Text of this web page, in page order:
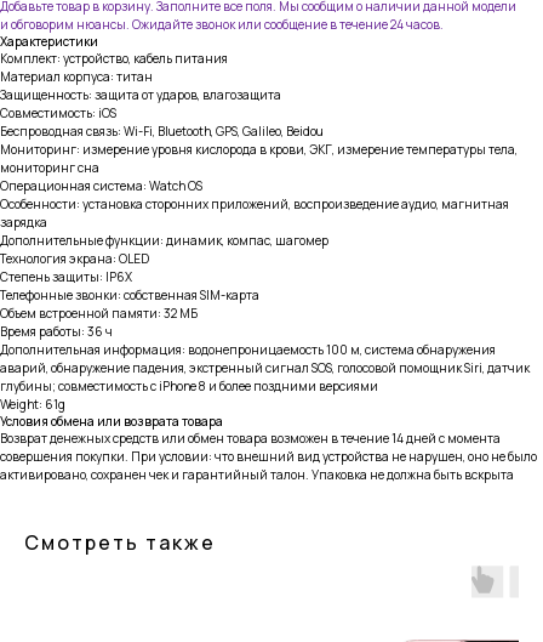
Добавьте товар в корзину. Заполните все поля. Мы сообщим о наличии данной модели
и обговорим нюансы. Ожидайте звонок или сообщение в течение 24 часов.
Характеристики
Комплект: устройство, кабель питания
Материал корпуса: титан
Защищенность: защита от ударов, влагозащита
Совместимость: iOS
Беспроводная связь: Wi-Fi, Bluetooth, GPS, Galileo, Beidou
Мониторинг: измерение уровня кислорода в крови, ЭКГ, измерение температуры тела,
мониторинг сна
Операционная система: Watch OS
Особенности: установка сторонних приложений, воспроизведение аудио, магнитная
зарядка
Дополнительные функции: динамик, компас, шагомер
Технология экрана: OLED
Степень защиты: IP6X
Телефонные звонки: собственная SIM-карта
Объем встроенной памяти: 32 МБ
Время работы: 36 ч
Дополнительная информация: водонепроницаемость 100 м, система обнаружения
аварий, обнаружение падения, экстренный сигнал SOS, голосовой помощник Siri, датчик
глубины; совместимость с iPhone 8 и более поздними версиями
Weight: 61g
Условия обмена или возврата товара
Возврат денежных средств или обмен товара возможен в течение 14 дней с момента
совершения покупки. При условии: что внешний вид устройства не нарушен, оно не было
активировано, сохранен чек и гарантийный талон. Упаковка не должна быть вскрыта
Смотреть также